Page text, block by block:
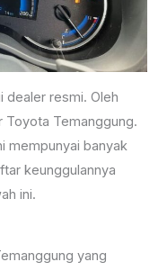
dealer resmi. Oleh
Toyota Temanggung.
mempunyai banyak
keunggulannya
ini.
yang